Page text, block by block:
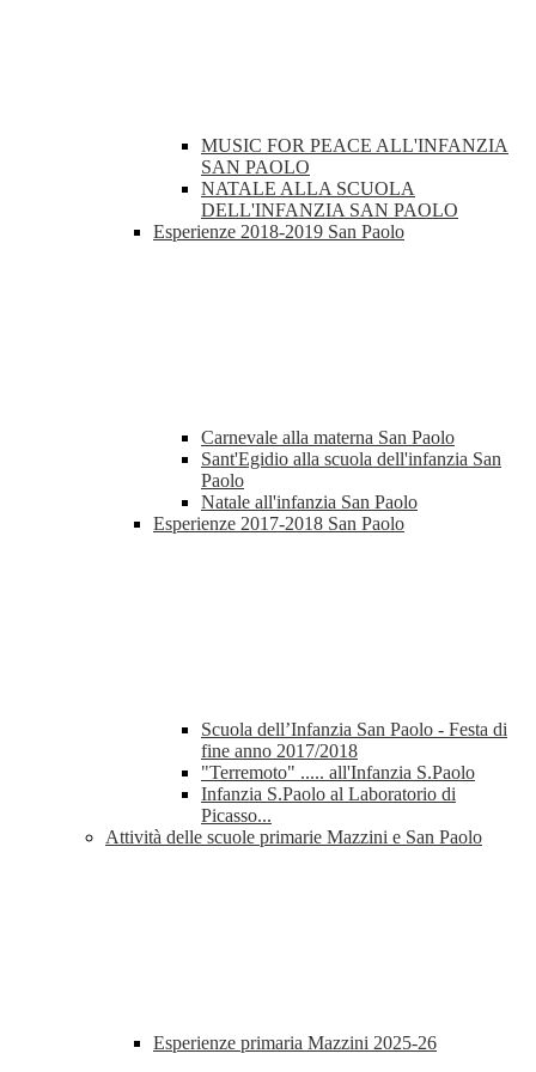
MUSIC FOR PEACE ALL'INFANZIA
SAN PAOLO
NATALE ALLA SCUOLA
DELL'INFANZIA SAN PAOLO
Esperienze 2018-2019 San Paolo
Carnevale alla materna San Paolo
Sant'Egidio alla scuola dell'infanzia San
Paolo
Natale all'infanzia San Paolo
Esperienze 2017-2018 San Paolo
Scuola dell’Infanzia San Paolo - Festa di
fine anno 2017/2018
"Terremoto" ..... all'Infanzia S.Paolo
Infanzia S.Paolo al Laboratorio di
Picasso...
Attività delle scuole primarie Mazzini e San Paolo
Esperienze primaria Mazzini 2025-26